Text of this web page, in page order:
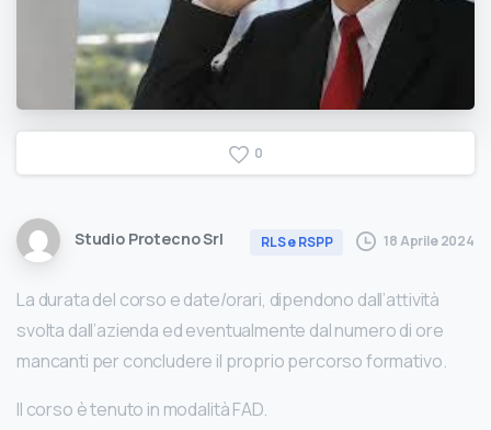
0
Studio Protecno Srl RLS e RSPP 18 Aprile 2024
La durata del corso e date/orari, dipendono dall’attività
svolta dall’azienda ed eventualmente dal numero di ore
mancanti per concludere il proprio percorso formativo.
Il corso è tenuto in modalità FAD.